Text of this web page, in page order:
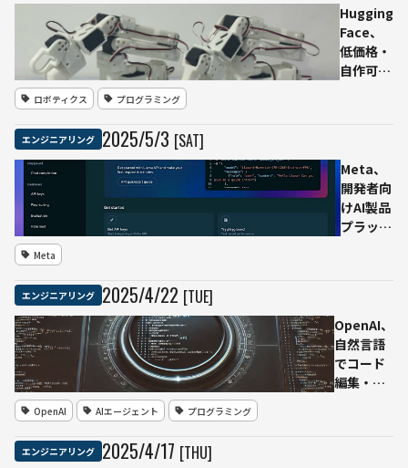
Azureに追
加し利用可
能モデル数
は1,900超
Hugging
Face、
低価格・
自作可能
発表ー
”AIビル
ダーが最
初に購入
ロボティクス プログラミング
エンジニアリング 2025/5/3 [SAT]
Meta、
開発者向
けAI製品
プラット
Meta
エンジニアリング 2025/4/22 [TUE]
OpenAI、
自然言語
でコード
編集・実
OpenAI AIエージェント プログラミング
エンジニアリング 2025/4/17 [THU]